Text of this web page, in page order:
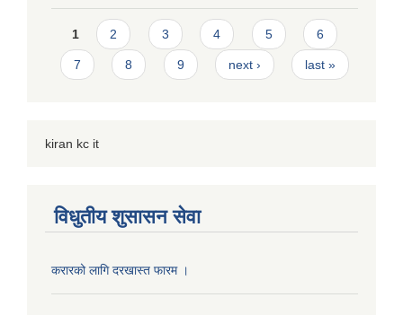
Pages
1 2 3 4 5 6
7 8 9 next › last »
kiran kc it
विधुतीय शुसासन सेवा
करारको लागि दरखास्त फारम ।